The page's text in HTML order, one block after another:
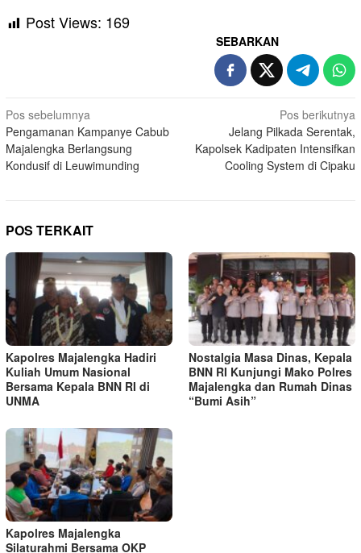
Post Views: 169
SEBARKAN
Navigasi
pos
Pos sebelumnya
Pengamanan Kampanye Cabub
Majalengka Berlangsung
Kondusif di Leuwimunding
Pos berikutnya
Jelang Pilkada Serentak,
Kapolsek Kadipaten Intensifkan
Cooling System di Cipaku
POS TERKAIT
Kapolres Majalengka Hadiri
Kuliah Umum Nasional
Bersama Kepala BNN RI di
UNMA
Nostalgia Masa Dinas, Kepala
BNN RI Kunjungi Mako Polres
Majalengka dan Rumah Dinas
“Bumi Asih”
Kapolres Majalengka
Silaturahmi Bersama OKP